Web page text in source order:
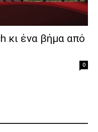
κι ένα βήμα από
0